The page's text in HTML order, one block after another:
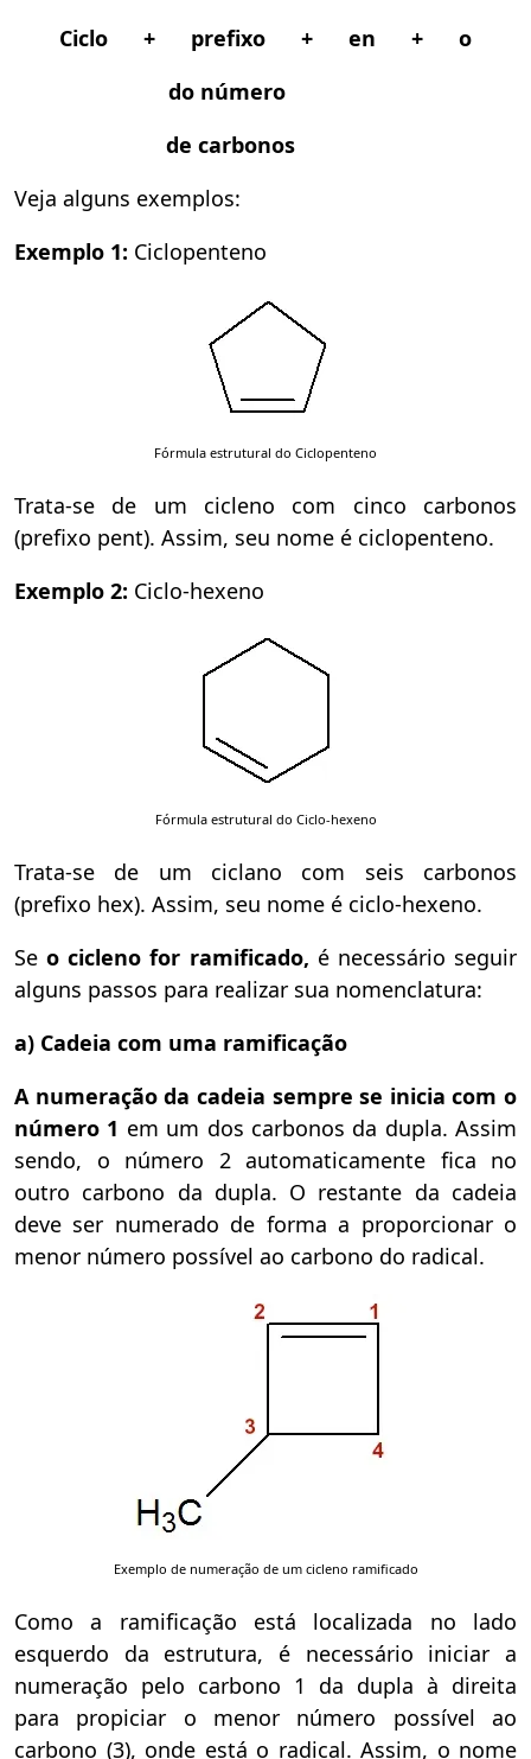
Ciclo + prefixo + en + o
do número
de carbonos
Veja alguns exemplos:
Exemplo 1: Ciclopenteno
Fórmula estrutural do Ciclopenteno
Trata-se de um cicleno com cinco carbonos
(prefixo pent). Assim, seu nome é ciclopenteno.
Exemplo 2: Ciclo-hexeno
Fórmula estrutural do Ciclo-hexeno
Trata-se de um ciclano com seis carbonos
(prefixo hex). Assim, seu nome é ciclo-hexeno.
Se o cicleno for ramificado, é necessário seguir
alguns passos para realizar sua nomenclatura:
a) Cadeia com uma ramificação
A numeração da cadeia sempre se inicia com o
número 1 em um dos carbonos da dupla. Assim
sendo, o número 2 automaticamente fica no
outro carbono da dupla. O restante da cadeia
deve ser numerado de forma a proporcionar o
menor número possível ao carbono do radical.
Exemplo de numeração de um cicleno ramificado
Como a ramificação está localizada no lado
esquerdo da estrutura, é necessário iniciar a
numeração pelo carbono 1 da dupla à direita
para propiciar o menor número possível ao
carbono (3), onde está o radical. Assim, o nome